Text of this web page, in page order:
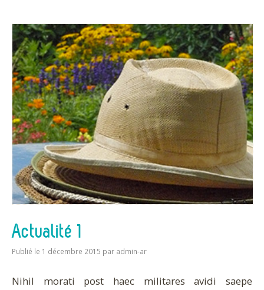
Actualité 1
Publié le 1 décembre 2015 par admin-ar
Nihil morati post haec militares avidi saepe